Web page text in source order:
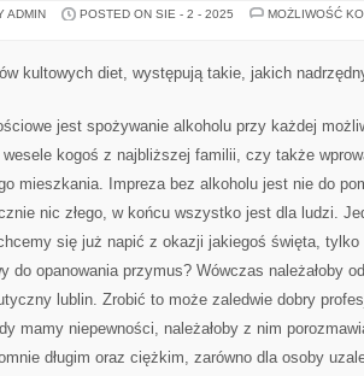
ADMIN POSTED ON SIE - 2 - 2025
MOŻLIWOŚĆ
kultowych diet, występują takie, jakich
jest spożywanie alkoholu przy każdej
kogoś z najbliższej familii, czy także
mieszkania. Impreza bez alkoholu jest nie do
nic złego, w końcu wszystko jest dla ludzi.
się już napić z okazji jakiegoś święta, tylko
do opanowania przymus? Wówczas należałoby
lublin. Zrobić to może zaledwie dobry
mamy niepewności, należałoby z nim
długim oraz ciężkim, zarówno dla osoby